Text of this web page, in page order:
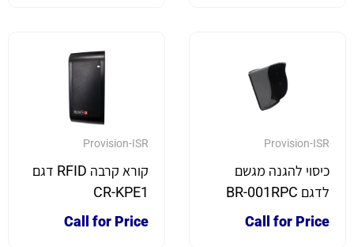
Provision-ISR
כיסוי להגנה מגשם
לדגם BR-001RPC
Call for Price
Provision-ISR
קורא קרבה RFID דגם
CR-KPE1
Call for Price